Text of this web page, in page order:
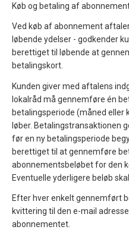
Køb og betaling af
Ved køb af abonnement
løbende ydelser - godkender
berettiget til løbende at
betalingskort.
Kunden giver med aftalens
lokalråd må gennemføre én
betalingsperiode (måned
løber. Betalingstransaktionen
før en ny betalingsperiode
berettiget til at gennemføre
abonnementsbeløbet for den
Eventuelle yderligere beløb
Efter hver enkelt gennemført
kvittering til den e-mail
abonnementet.